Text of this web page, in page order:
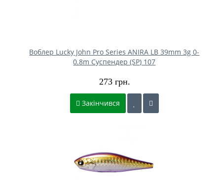
Воблер Lucky John Pro Series ANIRA LB 39mm 3g 0-
0.8m Cуспендер (SP) 107
273 грн.
Закінчився